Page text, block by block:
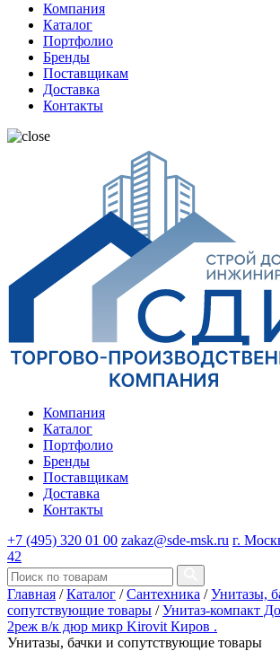
Компания
Каталог
Портфолио
Бренды
Поставщикам
Доставка
Контакты
Компания
Каталог
Портфолио
Бренды
Поставщикам
Доставка
Контакты
+7 (495) 320 01 00 zakaz@sde-msk.ru г.
42
Главная / Каталог / Сантехника / Унитазы,
сопутствующие товары / Унитаз-компакт
2реж в/к дюр микр Kirovit Киров .
Унитазы, бачки и сопутствующие товары